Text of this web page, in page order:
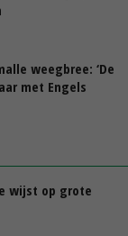
weegbree: ‘De
met Engels
wijst op grote